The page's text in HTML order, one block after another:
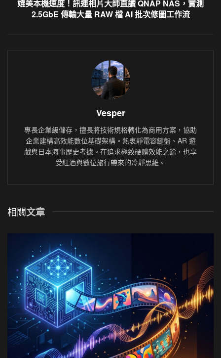
媲美本機速度！訊連相片大師直讀 QNAP NAS，實測
2.5GbE 傳輸大量 RAW 檔 AI 批次修圖工作流
Vesper
專長企業級儲存，擅長將技術規格轉化為商用方案，協助
企業建構高效能數位基礎架構。熱衷靜電容鍵盤、AR 遊
戲與日本海事歷史考據。在追求極致硬體效能之餘，也享
受紅酒與數位旅行帶來的冷靜思維。
相關文章